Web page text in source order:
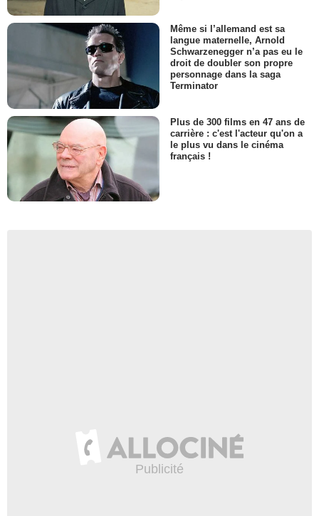
Même si l’allemand est sa
langue maternelle, Arnold
Schwarzenegger n’a pas eu le
droit de doubler son propre
personnage dans la saga
Terminator
Plus de 300 films en 47 ans de
carrière : c'est l'acteur qu'on a
le plus vu dans le cinéma
français !